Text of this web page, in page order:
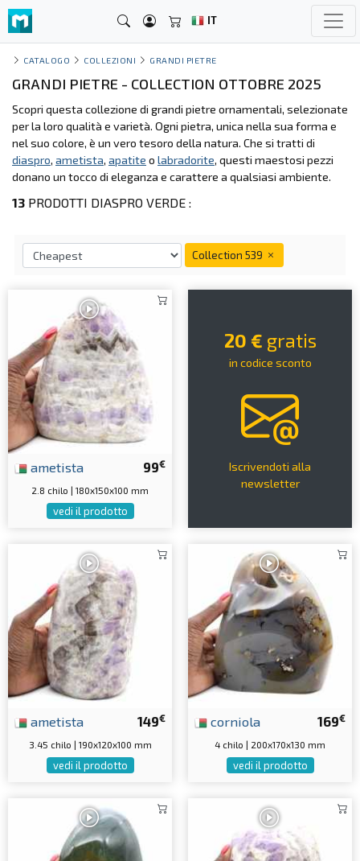
IT
CATALOGO COLLEZIONI GRANDI PIETRE
GRANDI PIETRE - COLLECTION OTTOBRE 2025
Scopri questa collezione di grandi pietre ornamentali, selezionate
per la loro qualità e varietà. Ogni pietra, unica nella sua forma e
nel suo colore, è un vero tesoro della natura. Che si tratti di
diaspro, ametista, apatite o labradorite, questi maestosi pezzi
donano un tocco di eleganza e carattere a qualsiasi ambiente.
13 PRODOTTI DIASPRO VERDE :
Collection 539
99€
ametista
2.8 chilo | 180x150x100 mm
vedi il prodotto
20 € gratis
in codice sconto
Iscrivendoti alla
newsletter
149€
ametista
3.45 chilo | 190x120x100 mm
vedi il prodotto
169€
corniola
4 chilo | 200x170x130 mm
vedi il prodotto